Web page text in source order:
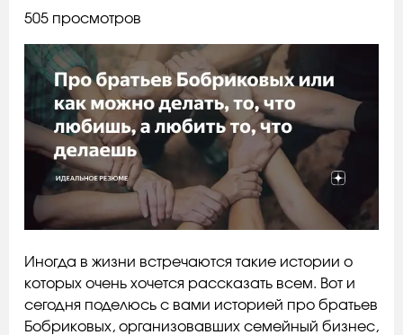
505 просмотров
Иногда в жизни встречаются такие истории о
которых очень хочется рассказать всем. Вот и
сегодня поделюсь с вами историей про братьев
Бобриковых, организовавших семейный бизнес,